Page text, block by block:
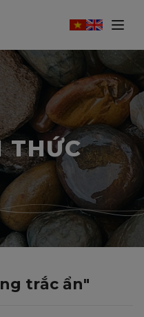
THỨC
trắc ẩn"